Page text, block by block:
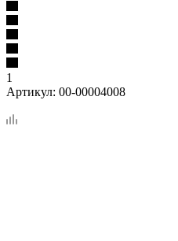
1
Артикул: 00-00004008